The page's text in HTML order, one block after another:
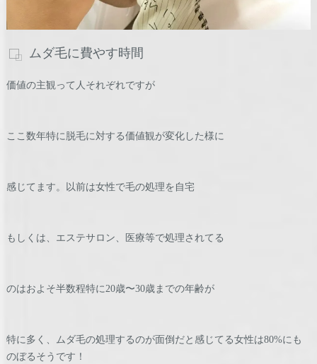
ムダ毛に費やす時間
価値の主観って人それぞれですが
ここ数年特に脱毛に対する価値観が変化した様に
感じてます。以前は女性で毛の処理を自宅
もしくは、エステサロン、医療等で処理されてる
のはおよそ半数程特に20歳〜30歳までの年齢が
特に多く、ムダ毛の処理するのが面倒だと感じてる女性は80%にも
のぼるそうです！